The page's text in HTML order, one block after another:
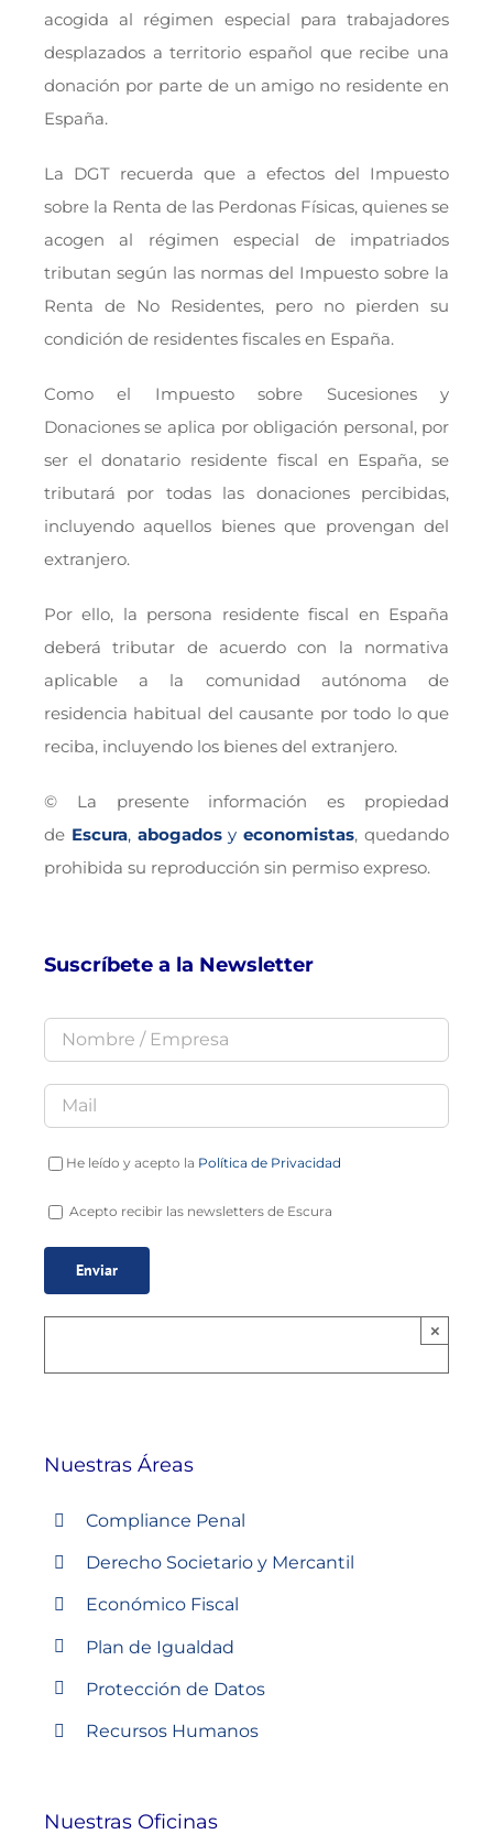
acogida al régimen especial para trabajadores
desplazados a territorio español que recibe una
donación por parte de un amigo no residente en
España.
La DGT recuerda que a efectos del Impuesto
sobre la Renta de las Perdonas Físicas, quienes se
acogen al régimen especial de impatriados
tributan según las normas del Impuesto sobre la
Renta de No Residentes, pero no pierden su
condición de residentes fiscales en España.
Como el Impuesto sobre Sucesiones y
Donaciones se aplica por obligación personal, por
ser el donatario residente fiscal en España, se
tributará por todas las donaciones percibidas,
incluyendo aquellos bienes que provengan del
extranjero.
Por ello, la persona residente fiscal en España
deberá tributar de acuerdo con la normativa
aplicable a la comunidad autónoma de
residencia habitual del causante por todo lo que
reciba, incluyendo los bienes del extranjero.
© La presente información es propiedad
de Escura, abogadosyeconomistas, quedando
prohibida su reproducción sin permiso expreso.
Suscríbete a la Newsletter
He leído y acepto la Política de Privacidad
Acepto recibir las newsletters de Escura
×
Nuestras Áreas
Compliance Penal
Derecho Societario y Mercantil
Económico Fiscal
Plan de Igualdad
Protección de Datos
Recursos Humanos
Nuestras Oficinas